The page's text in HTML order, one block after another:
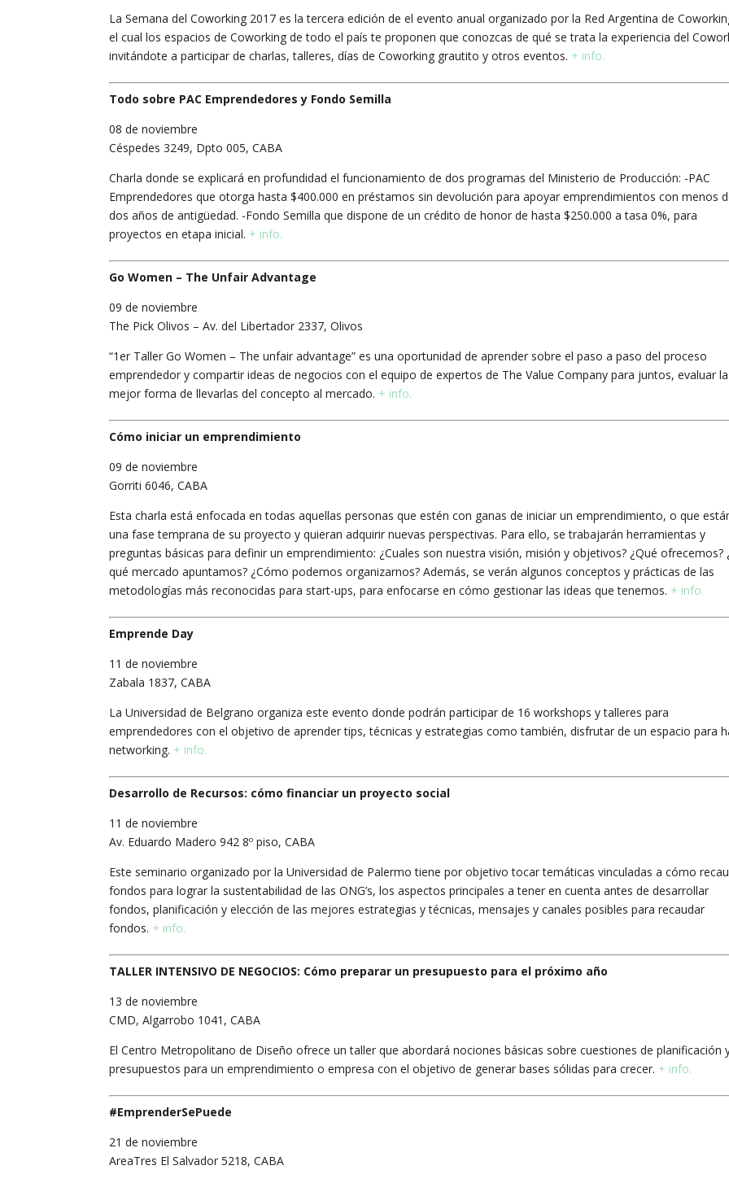
La Semana del Coworking 2017 es la tercera edición de el evento anual organizado por la Red Argentina de
el cual los espacios de Coworking de todo el país te proponen que conozcas de qué se trata la experiencia del
invitándote a participar de charlas, talleres, días de Coworking grautito y otros eventos. + info.
Todo sobre PAC Emprendedores y Fondo Semilla
08 de noviembre
Céspedes 3249, Dpto 005, CABA
Charla donde se explicará en profundidad el funcionamiento de dos programas del Ministerio de Producción: -PAC
Emprendedores que otorga hasta $400.000 en préstamos sin devolución para apoyar emprendimientos con menos
dos años de antigüedad. -Fondo Semilla que dispone de un crédito de honor de hasta $250.000 a tasa 0%, para
proyectos en etapa inicial. + info.
Go Women – The Unfair Advantage
09 de noviembre
The Pick Olivos – Av. del Libertador 2337, Olivos
“1er Taller Go Women – The unfair advantage” es una oportunidad de aprender sobre el paso a paso del proceso
emprendedor y compartir ideas de negocios con el equipo de expertos de The Value Company para juntos, evaluar la
mejor forma de llevarlas del concepto al mercado. + info.
Cómo iniciar un emprendimiento
09 de noviembre
Gorriti 6046, CABA
Esta charla está enfocada en todas aquellas personas que estén con ganas de iniciar un emprendimiento, o que
una fase temprana de su proyecto y quieran adquirir nuevas perspectivas. Para ello, se trabajarán herramientas y
preguntas básicas para definir un emprendimiento: ¿Cuales son nuestra visión, misión y objetivos? ¿Qué ofrecemos?
qué mercado apuntamos? ¿Cómo podemos organizarnos? Además, se verán algunos conceptos y prácticas de las
metodologías más reconocidas para start-ups, para enfocarse en cómo gestionar las ideas que tenemos. + info.
Emprende Day
11 de noviembre
Zabala 1837, CABA
La Universidad de Belgrano organiza este evento donde podrán participar de 16 workshops y talleres para
emprendedores con el objetivo de aprender tips, técnicas y estrategias como también, disfrutar de un espacio para
networking. + info.
Desarrollo de Recursos: cómo financiar un proyecto social
11 de noviembre
Av. Eduardo Madero 942 8º piso, CABA
Este seminario organizado por la Universidad de Palermo tiene por objetivo tocar temáticas vinculadas a cómo
fondos para lograr la sustentabilidad de las ONG’s, los aspectos principales a tener en cuenta antes de desarrollar
fondos, planificación y elección de las mejores estrategias y técnicas, mensajes y canales posibles para recaudar
fondos. + info.
TALLER INTENSIVO DE NEGOCIOS: Cómo preparar un presupuesto para el próximo año
13 de noviembre
CMD, Algarrobo 1041, CABA
El Centro Metropolitano de Diseño ofrece un taller que abordará nociones básicas sobre cuestiones ​de planificación
presupuestos para un emprendimiento o empresa con el objetivo de generar bases sólidas para crecer. + info.
#EmprenderSePuede
21 de noviembre
AreaTres El Salvador 5218, CABA